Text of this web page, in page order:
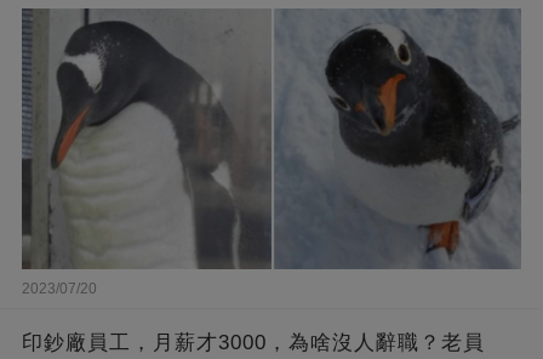
2023/07/20
印鈔廠員工，月薪才3000，為啥沒人辭職？老員